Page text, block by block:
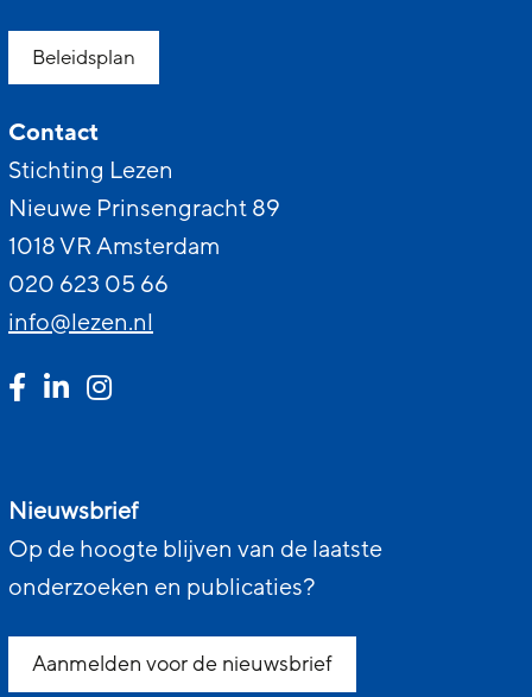
Beleidsplan
Contact
Stichting Lezen
Nieuwe Prinsengracht 89
1018 VR Amsterdam
020 623 05 66
info@lezen.nl
Nieuwsbrief
Op de hoogte blijven van de laatste
onderzoeken en publicaties?
Aanmelden voor de nieuwsbrief